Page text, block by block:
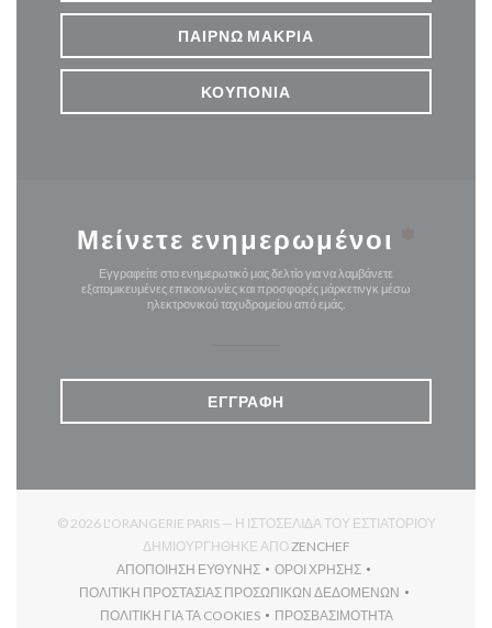
ΠΑΊΡΝΩ ΜΑΚΡΙΆ
ΚΟΥΠΌΝΙΑ
Μείνετε ενημερωμένοι
Εγγραφείτε στο ενημερωτικό μας δελτίο για να λαμβάνετε
εξατομικευμένες επικοινωνίες και προσφορές μάρκετινγκ μέσω
ηλεκτρονικού ταχυδρομείου από εμάς.
ΕΓΓΡΑΦΉ
© 2026 L'ORANGERIE PARIS — Η ΙΣΤΟΣΕΛΊΔΑ ΤΟΥ ΕΣΤΙΑΤΟΡΊΟΥ
ΔΗΜΙΟΥΡΓΉΘΗΚΕ ΑΠΌZENCHEF((ΑΝΟΊΓΕΙ ΣΕ ΝΈΟ
ΑΠΟΠΟΊΗΣΗ ΕΥΘΎΝΗΣ
((ΑΝΟΊΓΕΙ ΣΕ ΝΈΟ ΠΑΡΆΘΥΡΟ))
ΌΡΟΙ ΧΡΉΣΗΣ
((ΑΝΟΊΓΕΙ ΣΕ ΝΈΟ
ΠΟΛΙΤΙΚΉ ΠΡΟΣΤΑΣΊΑΣ ΠΡΟΣΩΠΙΚΏΝ ΔΕΔΟΜΈΝΩΝ
((ΑΝΟΊΓΕΙ ΣΕ ΝΈΟ ΠΑΡΆΘΥΡΟ))
ΠΟΛΙΤΙΚΉ ΓΙΑ ΤΑ COOKIES
ΠΡΟΣΒΑΣΙΜΌΤΗΤΑ